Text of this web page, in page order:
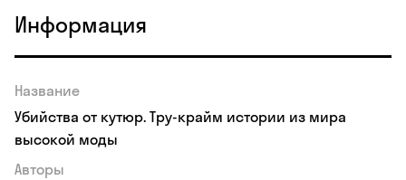
Информация
Название
Убийства от кутюр. Тру-крайм истории из мира
высокой моды
Авторы